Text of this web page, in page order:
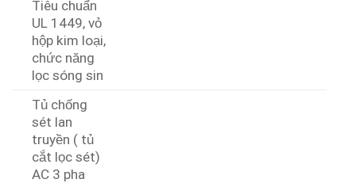
Tiêu chuẩn
UL 1449, vỏ
hộp kim loại,
chức năng
lọc sóng sin
Tủ chống
sét lan
truyền ( tủ
cắt lọc sét)
AC 3 pha